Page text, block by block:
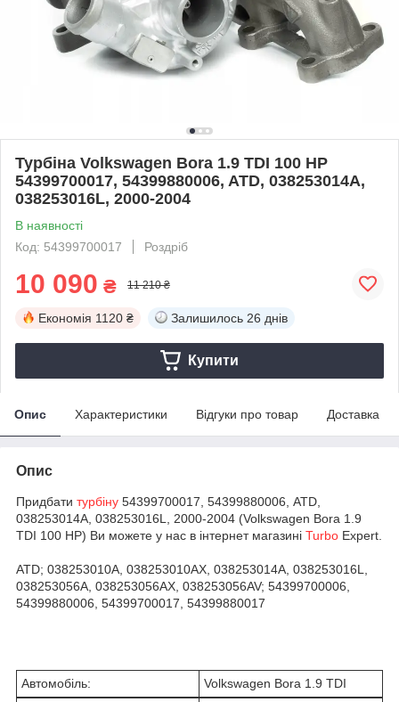
Турбіна Volkswagen Bora 1.9 TDI 100 HP
54399700017, 54399880006, ATD, 038253014A,
038253016L, 2000-2004
В наявності
Код: 54399700017
Роздріб
10 090 ₴ 11 210 ₴
Економія 1120 ₴ Залишилось 26 днів
Купити
Опис Характеристики Відгуки про товар Доставка
Опис
Придбати турбіну 54399700017, 54399880006, ATD,
038253014A, 038253016L, 2000-2004 (Volkswagen Bora 1.9
TDI 100 HP) Ви можете у нас в інтернет магазині Turbo Expert.
ATD; 038253010A, 038253010AX, 038253014A, 038253016L,
038253056A, 038253056AX, 038253056AV; 54399700006,
54399880006, 54399700017, 54399880017
Автомобіль:
Volkswagen Bora 1.9 TDI